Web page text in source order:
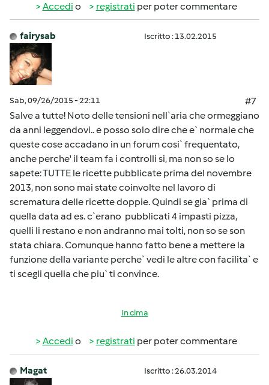
Accedi o registrati per poter commentare
fairysab Iscritto : 13.02.2015
Sab, 09/26/2015 - 22:11
#7
Salve a tutte! Noto delle tensioni nell`aria che ormeggiano
da anni leggendovi.. e posso solo dire che e` normale che
queste cose accadano in un forum cosi` frequentato,
anche perche' il team fa i controlli si, ma non so se lo
sapete: TUTTE le ricette pubblicate prima del novembre
2013, non sono mai state coinvolte nel lavoro di
scrematura delle ricette doppie. Quindi se gia` prima di
quella data ad es. c`erano pubblicati 4 impasti pizza,
quelli li restano e non andranno mai tolti, non so se son
stata chiara. Comunque hanno fatto bene a mettere la
funzione della variante perche` vedi le altre con facilita` e
ti scegli quella che piu` ti convince.
In cima
Accedi o registrati per poter commentare
Magat Iscritto : 26.03.2014